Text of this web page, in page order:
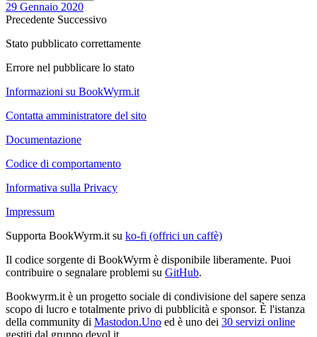
29 Gennaio 2020
Precedente Successivo
Stato pubblicato correttamente
Errore nel pubblicare lo stato
Informazioni su BookWyrm.it
Contatta amministratore del sito
Documentazione
Codice di comportamento
Informativa sulla Privacy
Impressum
Supporta BookWyrm.it su ko-fi (offrici un caffè)
Il codice sorgente di BookWyrm è disponibile liberamente. Puoi
contribuire o segnalare problemi su GitHub.
Bookwyrm.it è un progetto sociale di condivisione del sapere senza
scopo di lucro e totalmente privo di pubblicità e sponsor. È l'istanza
della community di Mastodon.Uno ed è uno dei 30 servizi online